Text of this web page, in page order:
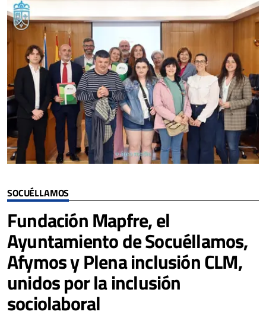
SOCUÉLLAMOS
Fundación Mapfre, el
Ayuntamiento de Socuéllamos,
Afymos y Plena inclusión CLM,
unidos por la inclusión
sociolaboral